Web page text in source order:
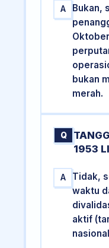
A
Bukan,
bukan
merah.
Q
1953
A
Tidak,
waktu
aktif